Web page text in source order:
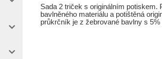
Sada 2 triček s originálním potiskem.
bavlněného materiálu a potištěná
průkrčník je z žebrované bavlny s